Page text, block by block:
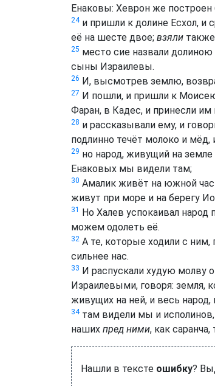
Енаковы: Хеврон же
24и пришли к долине Есхол, и
её на шесте двое; взяли
25 место сие назвали долиною
сыны Израилевы.
26 И, высмотрев землю,
27 И пошли, и пришли к
Фаран, в Кадес, и принесли
28 и рассказывали ему, и
подлинно течёт молоко и мёд,
29 но народ, живущий на
Енаковых мы видели там;
30 Амалик живёт на южной
живут при море и на берегу
31 Но Халев успокаивал
можем одолеть её.
32 А те, которые ходили с
сильнее нас.
33 И распускали худую молву
Израилевыми, говоря: земля,
живущих на ней, и весь
34там видели мы и исполинов,
наших пред ними, как
Нашли в тексте ошибку?